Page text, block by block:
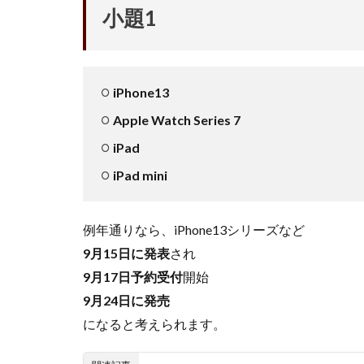
小題1
iPhone13
Apple Watch Series 7
iPad
iPad mini
例年通りなら、iPhone13シリーズなど
9月15日に発表され
9月17日予約受付開始
9月24日に発売
になると考えられます。